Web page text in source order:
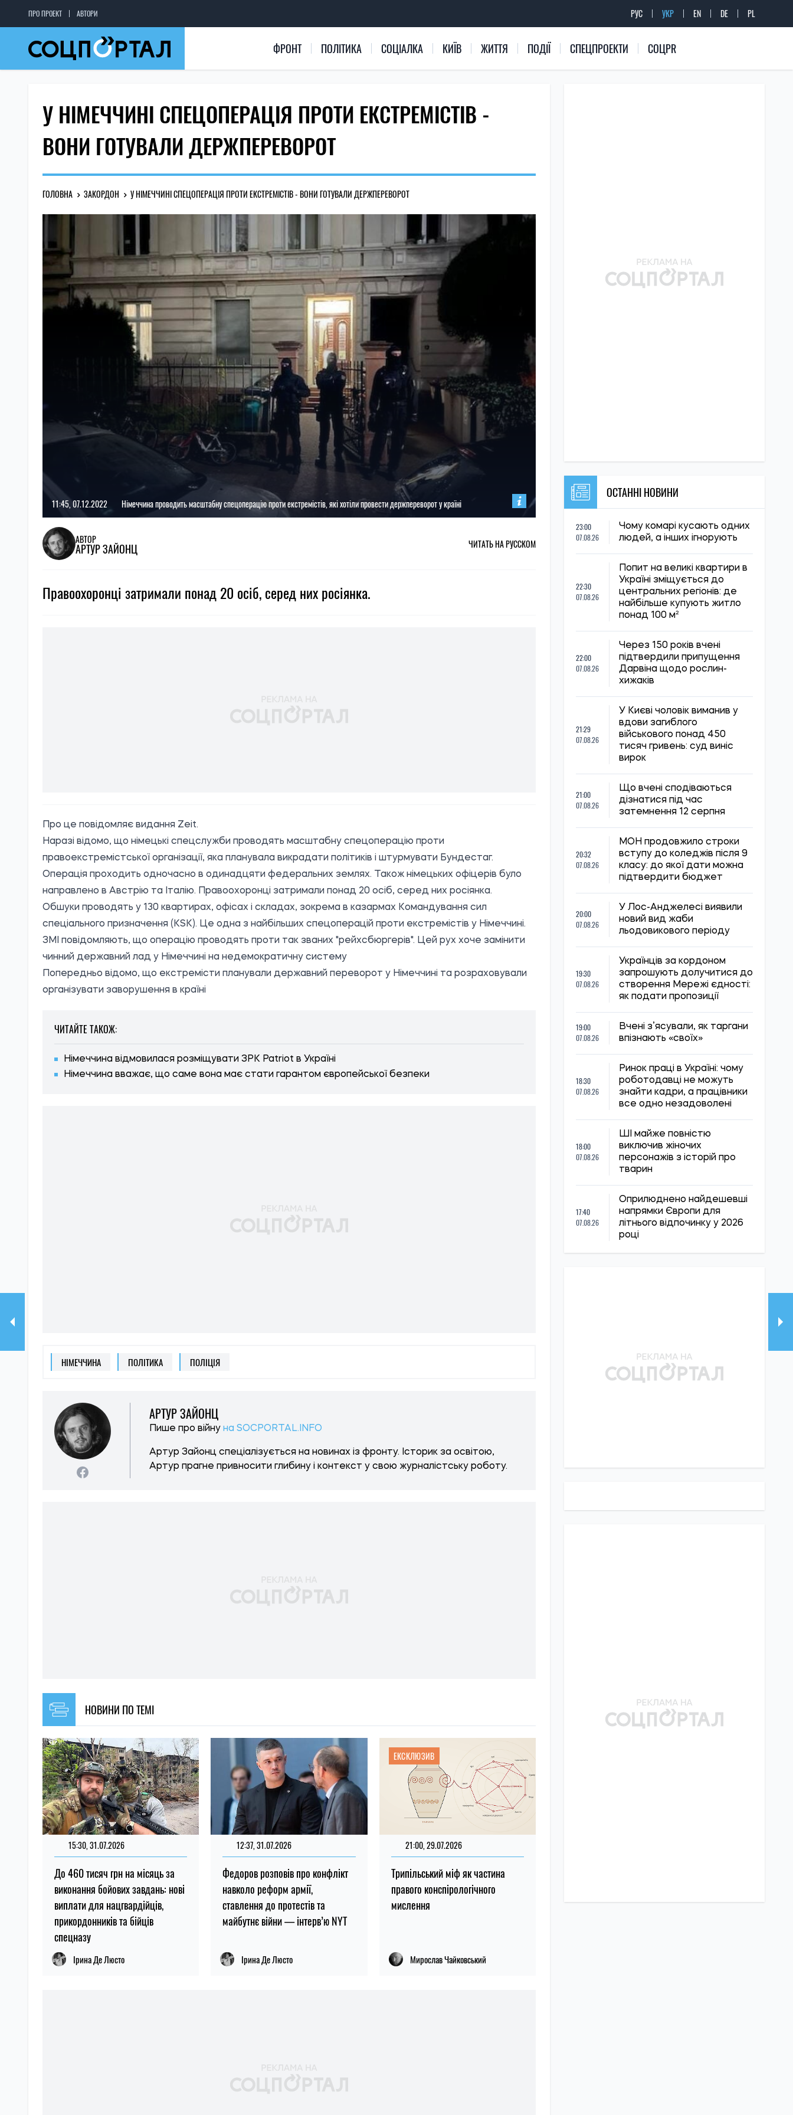
ПРО ПРОЕКТ АВТОРИ РУС УКР EN DE PL
ФРОНТ ПОЛІТИКА СОЦІАЛКА КИЇВ ЖИТТЯ ПОДІЇ СПЕЦПРОЕКТИ СОЦPR
У НІМЕЧЧИНІ СПЕЦОПЕРАЦІЯ ПРОТИ ЕКСТРЕМІСТІВ -
ВОНИ ГОТУВАЛИ ДЕРЖПЕРЕВОРОТ
ГОЛОВНА ЗАКОРДОН У НІМЕЧЧИНІ СПЕЦОПЕРАЦІЯ ПРОТИ ЕКСТРЕМІСТІВ - ВОНИ ГОТУВАЛИ ДЕРЖПЕРЕВОРОТ
11:45, 07.12.2022 Німеччина проводить масштабну спецоперацію проти екстремістів, які хотіли провести держпереворот у країні
АВТОР
АРТУР ЗАЙОНЦ ЧИТАТЬ НА РУССКОМ
Правоохоронці затримали понад 20 осіб, серед них росіянка.
Про це повідомляє видання Zeit.
Наразі відомо, що німецькі спецслужби проводять масштабну спецоперацію проти
правоекстремістської організації, яка планувала викрадати політиків і штурмувати Бундестаг.
Операція проходить одночасно в одинадцяти федеральних землях. Також німецьких офіцерів було
направлено в Австрію та Італію. Правоохоронці затримали понад 20 осіб, серед них росіянка.
Обшуки проводять у 130 квартирах, офісах і складах, зокрема в казармах Командування сил
спеціального призначення (KSK). Це одна з найбільших спецоперацій проти екстремістів у Німеччині.
ЗМІ повідомляють, що операцію проводять проти так званих "рейхсбюргерів". Цей рух хоче замінити
чинний державний лад у Німеччині на недемократичну систему
Попередньо відомо, що екстремісти планували державний переворот у Німеччині та розраховували
організувати заворушення в країні
ЧИТАЙТЕ ТАКОЖ:
Німеччина відмовилася розміщувати ЗРК Patriot в Україні
Німеччина вважає, що саме вона має стати гарантом європейської безпеки
НІМЕЧЧИНА ПОЛІТИКА ПОЛІЦІЯ
АРТУР ЗАЙОНЦ
Пише про війну на SOCPORTAL.INFO
Артур Зайонц спеціалізується на новинах із фронту. Історик за освітою,
Артур прагне привносити глибину і контекст у свою журналістську роботу.
НОВИНИ ПО ТЕМІ
15:30, 31.07.2026
До 460 тисяч грн на місяць за
виконання бойових завдань: нові
виплати для нацгвардійців,
прикордонників та бійців
спецназу
Ірина Де Люсто
12:37, 31.07.2026
Федоров розповів про конфлікт
навколо реформ армії,
ставлення до протестів та
майбутнє війни — інтерв’ю NYT
Ірина Де Люсто
ЕКСКЛЮЗИВ
21:00, 29.07.2026
Трипільський міф як частина
правого конспірологічного
мислення
Мирослав Чайковський
ОСТАННІ НОВИНИ
23:00
07.08.26
Чому комарі кусають одних
людей, а інших ігнорують
22:30
07.08.26
Попит на великі квартири в
Україні зміщується до
центральних регіонів: де
найбільше купують житло
понад 100 м²
22:00
07.08.26
Через 150 років вчені
підтвердили припущення
Дарвіна щодо рослин-
хижаків
21:29
07.08.26
У Києві чоловік виманив у
вдови загиблого
військового понад 450
тисяч гривень: суд виніс
вирок
21:00
07.08.26
Що вчені сподіваються
дізнатися під час
затемнення 12 серпня
20:32
07.08.26
МОН продовжило строки
вступу до коледжів після 9
класу: до якої дати можна
підтвердити бюджет
20:00
07.08.26
У Лос-Анджелесі виявили
новий вид жаби
льодовикового періоду
19:30
07.08.26
Українців за кордоном
запрошують долучитися до
створення Мережі єдності:
як подати пропозиції
19:00
07.08.26
Вчені з’ясували, як таргани
впізнають «своїх»
18:30
07.08.26
Ринок праці в Україні: чому
роботодавці не можуть
знайти кадри, а працівники
все одно незадоволені
18:00
07.08.26
ШІ майже повністю
виключив жіночих
персонажів з історій про
тварин
17:40
07.08.26
Оприлюднено найдешевші
напрямки Європи для
літнього відпочинку у 2026
році